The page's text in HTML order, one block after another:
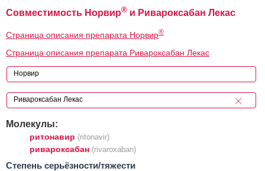
Совместимость Норвир® и Ривароксабан Лекас
Страница описания препарата Норвир®
Страница описания препарата Ривароксабан Лекас
Молекулы:
ритонавир (ritonavir)
ривароксабан (rivaroxaban)
Cтепень серьёзности/тяжести